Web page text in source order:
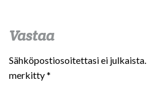
Vastaa
Sähköpostiosoitettasi ei julkaista.
merkitty*